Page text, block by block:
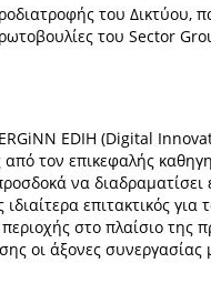
του Δικτύου,
του Sector
EDIH (Digital
τον επικεφαλής
να διαδραματίσει
επιτακτικός για
στο πλαίσιο της
οι άξονες συνεργασίας